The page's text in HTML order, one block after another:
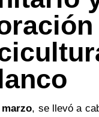
marzo, se llevó a